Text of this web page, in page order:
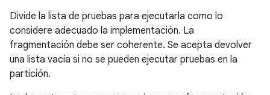
Divide la lista de pruebas para ejecutarla como lo
considere adecuado la implementación. La
fragmentación debe ser coherente. Se acepta devolver
una lista vacía si no se pueden ejecutar pruebas en la
partición.